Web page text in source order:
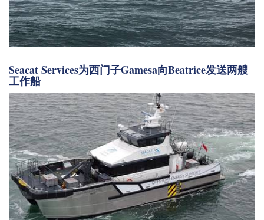
Seacat Services为西门子Gamesa向Beatrice发送两艘
工作船